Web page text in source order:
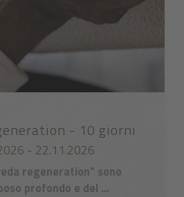
- 10 giorni
- 22.11.2026
regeneration” sono
profondo e del ...